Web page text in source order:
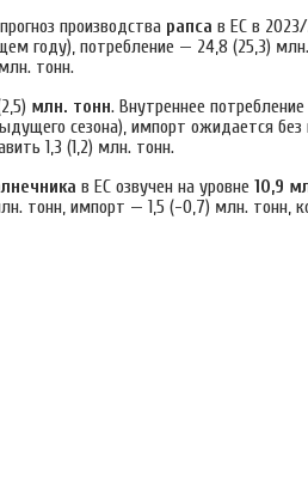
производства рапса в ЕС в
году), потребление — 24,8 (25,3)
тонн.
млн. тонн. Внутреннее
сезона), импорт ожидается
1,3 (1,2) млн. тонн.
в ЕС озвучен на уровне 10,9
тонн, импорт — 1,5 (-0,7) млн. тонн,